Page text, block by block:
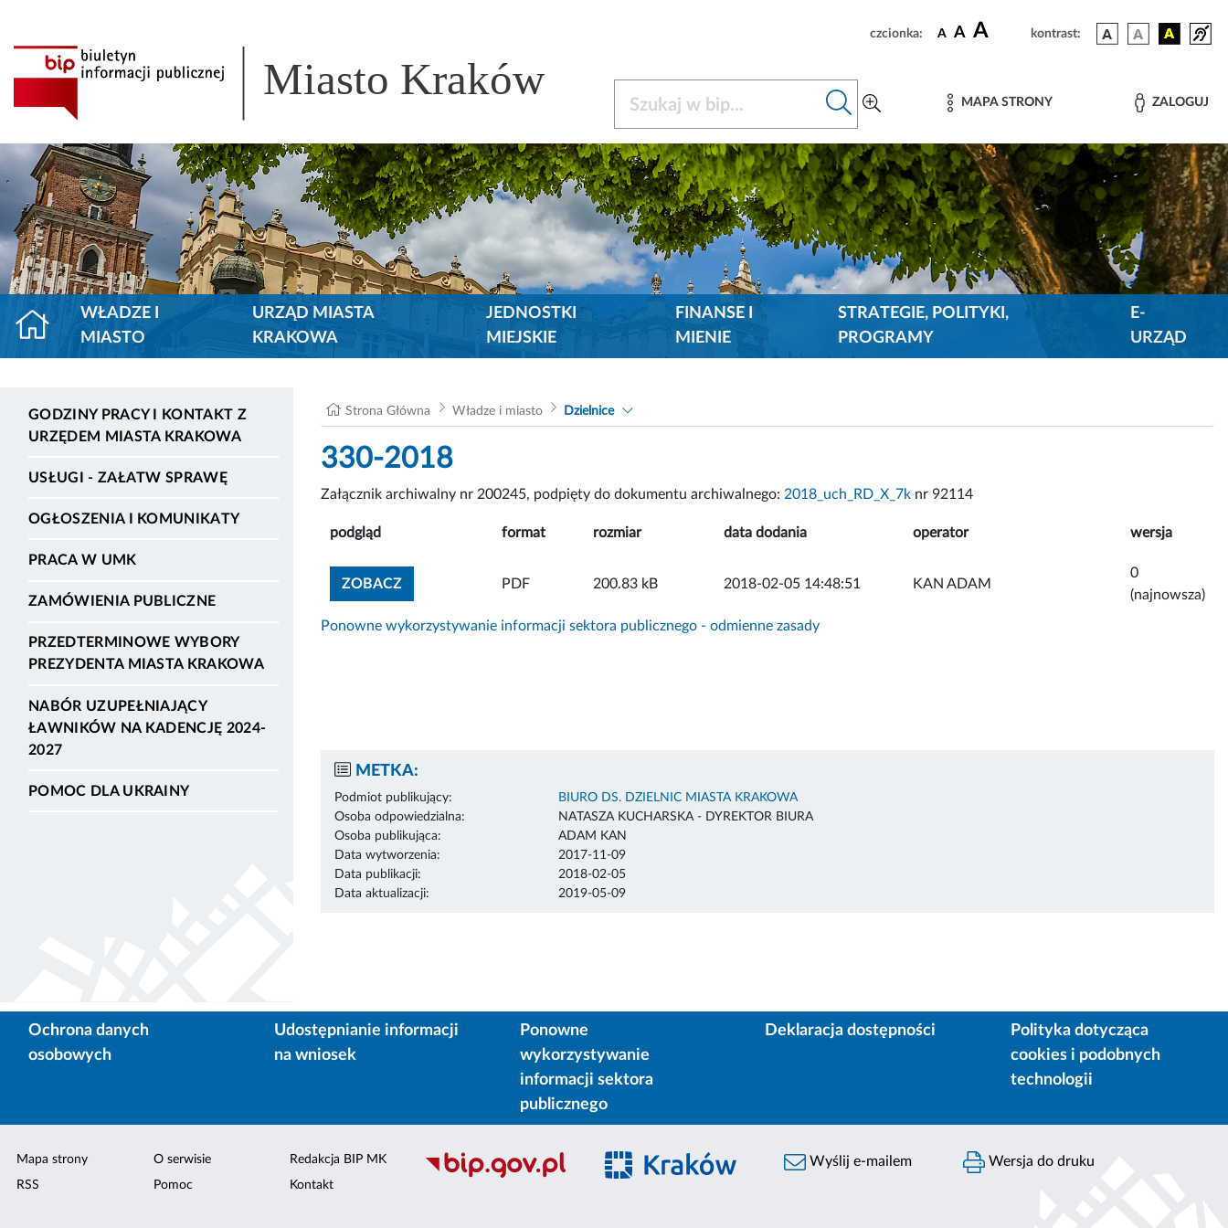
czcionka: A A A kontrast:
Miasto Kraków MAPA STRONY ZALOGUJ
WŁADZE I
MIASTO
URZĄD MIASTA
KRAKOWA
JEDNOSTKI
MIEJSKIE
FINANSE I
MIENIE
STRATEGIE, POLITYKI,
PROGRAMY
E-
URZĄD
GODZINY PRACY I KONTAKT Z
URZĘDEM MIASTA KRAKOWA
USŁUGI - ZAŁATW SPRAWĘ
OGŁOSZENIA I KOMUNIKATY
PRACA W UMK
ZAMÓWIENIA PUBLICZNE
PRZEDTERMINOWE WYBORY
PREZYDENTA MIASTA KRAKOWA
NABÓR UZUPEŁNIAJĄCY
ŁAWNIKÓW NA KADENCJĘ 2024-
2027
POMOC DLA UKRAINY
Strona Główna Władze i miasto Dzielnice
330-2018
Załącznik archiwalny nr 200245, podpięty do dokumentu archiwalnego: 2018_uch_RD_X_7k nr 92114
podgląd format rozmiar data dodania operator wersja
ZOBACZZOBACZ ZAŁĄCZNIK
PDF 200.83 kB 2018-02-05 14:48:51 KAN ADAM
0
(najnowsza)
Ponowne wykorzystywanie informacji sektora publicznego - odmienne zasady
METKA:
Podmiot publikujący:
BIURO DS. DZIELNIC MIASTA KRAKOWA
Osoba odpowiedzialna:
NATASZA KUCHARSKA - DYREKTOR BIURA
Osoba publikująca:
ADAM KAN
Data wytworzenia:
2017-11-09
Data publikacji:
2018-02-05
Data aktualizacji:
2019-05-09
Ochrona danych
osobowych
Udostępnianie informacji
na wniosek
Ponowne
wykorzystywanie
informacji sektora
publicznego
Deklaracja dostępności
Polityka dotycząca
cookies i podobnych
technologii
Mapa strony
RSS
O serwisie
Pomoc
Redakcja BIP MK
Kontakt
Wyślij e-mailem Wersja do druku